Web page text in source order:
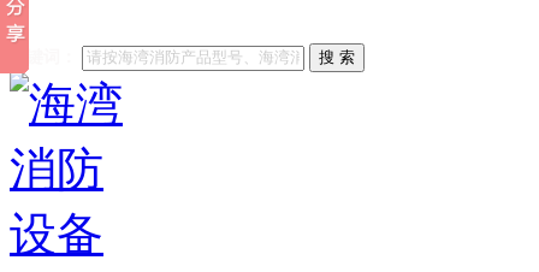
他们都在搜索:
搜 索